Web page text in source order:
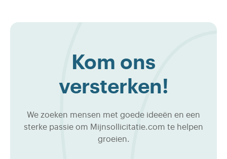
Kom ons
versterken!
We zoeken mensen met goede ideeën en een
sterke passie om Mijnsollicitatie.com te helpen
groeien.